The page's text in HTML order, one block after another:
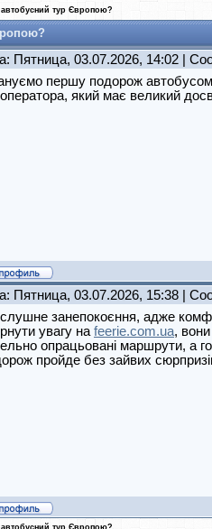
тур Європою?
Пятница, 03.07.2026, 14:02 |
першу подорож автобусом,
який має великий
Пятница, 03.07.2026, 15:38 |
занепокоєння, адже
увагу на feerie.com.ua,
опрацьовані маршрути, а
пройде без зайвих
тур Європою?